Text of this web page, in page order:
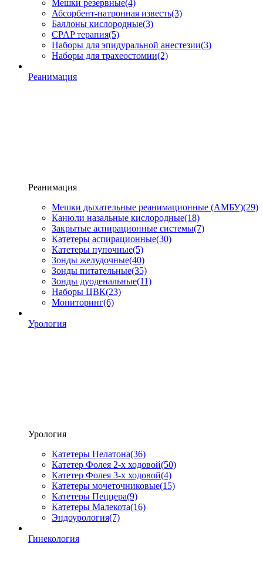
Мешки резервные(4)
Абсорбент-натронная известь(3)
Баллоны кислородные(3)
CPAP терапия(5)
Наборы для эпидуральной анестезии(3)
Наборы для трахеостомии(2)
Реанимация
Реанимация
Мешки дыхательные реанимационные (АМБУ)(29)
Канюли назальные кислородные(18)
Закрытые аспирационные системы(7)
Катетеры аспирационные(30)
Катетеры пупочные(5)
Зонды желудочные(40)
Зонды питательные(35)
Зонды дуоденальные(11)
Наборы ЦВК(23)
Мониторинг(6)
Урология
Урология
Катетеры Нелатона(36)
Катетер Фолея 2-х ходовой(50)
Катетер Фолея 3-х ходовой(4)
Катетеры мочеточниковые(15)
Катетеры Пеццера(9)
Катетеры Малекота(16)
Эндоурология(7)
Гинекология